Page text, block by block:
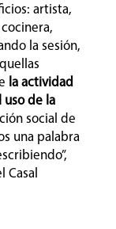
artista,
la sesión,
la actividad
uso de la
social de
una palabra
Casal